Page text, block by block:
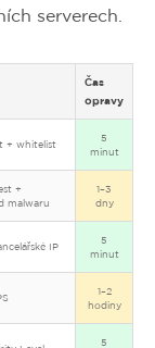
serverech.
Čas
opravy
+ whitelist
5
minut
+
malwaru
1–3
dny
IP
5
minut
1–2
hodiny
5